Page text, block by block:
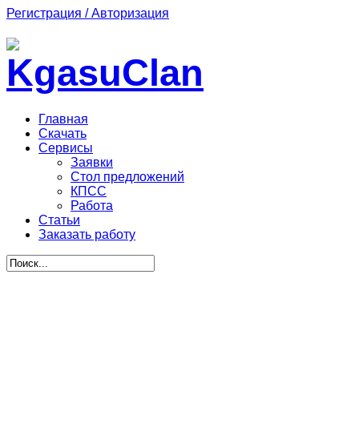
Регистрация / Авторизация
Главная
Скачать
Сервисы
Заявки
Стол предложений
КПСС
Работа
Статьи
Заказать работу